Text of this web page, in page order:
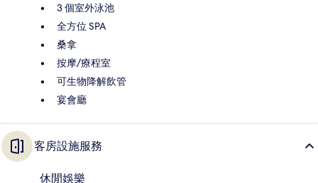
3 個室外泳池
全方位 SPA
桑拿
按摩/療程室
可生物降解飲管
宴會廳
客房設施服務
休閒娛樂